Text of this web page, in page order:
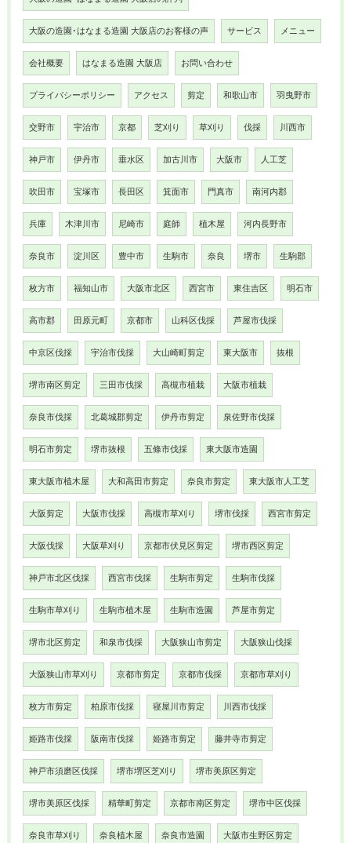
大阪の造園･はなまる造園 大阪店のお客様の声 サービス メニュー
会社概要 はなまる造園 大阪店 お問い合わせ
プライバシーポリシー アクセス 剪定 和歌山市 羽曳野市
交野市 宇治市 京都 芝刈り 草刈り 伐採 川西市
神戸市 伊丹市 垂水区 加古川市 大阪市 人工芝
吹田市 宝塚市 長田区 箕面市 門真市 南河内郡
兵庫 木津川市 尼崎市 庭師 植木屋 河内長野市
奈良市 淀川区 豊中市 生駒市 奈良 堺市 生駒郡
枚方市 福知山市 大阪市北区 西宮市 東住吉区 明石市
高市郡 田原元町 京都市 山科区伐採 芦屋市伐採
中京区伐採 宇治市伐採 大山崎町剪定 東大阪市 抜根
堺市南区剪定 三田市伐採 高槻市植栽 大阪市植栽
奈良市伐採 北葛城郡剪定 伊丹市剪定 泉佐野市伐採
明石市剪定 堺市抜根 五條市伐採 東大阪市造園
東大阪市植木屋 大和高田市剪定 奈良市剪定 東大阪市人工芝
大阪剪定 大阪市伐採 高槻市草刈り 堺市伐採 西宮市剪定
大阪伐採 大阪草刈り 京都市伏見区剪定 堺市西区剪定
神戸市北区伐採 西宮市伐採 生駒市剪定 生駒市伐採
生駒市草刈り 生駒市植木屋 生駒市造園 芦屋市剪定
堺市北区剪定 和泉市伐採 大阪狭山市剪定 大阪狭山伐採
大阪狭山市草刈り 京都市剪定 京都市伐採 京都市草刈り
枚方市剪定 柏原市伐採 寝屋川市剪定 川西市伐採
姫路市伐採 阪南市伐採 姫路市剪定 藤井寺市剪定
神戸市須磨区伐採 堺市堺区芝刈り 堺市美原区剪定
堺市美原区伐採 精華町剪定 京都市南区剪定 堺市中区伐採
奈良市草刈り 奈良植木屋 奈良市造園 大阪市生野区剪定